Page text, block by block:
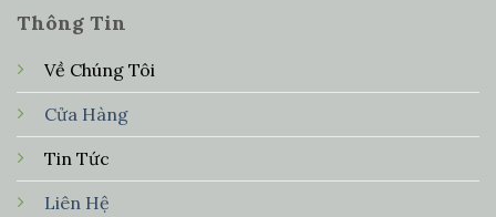
Thông Tin
Về Chúng Tôi
Cửa Hàng
Tin Tức
Liên Hệ